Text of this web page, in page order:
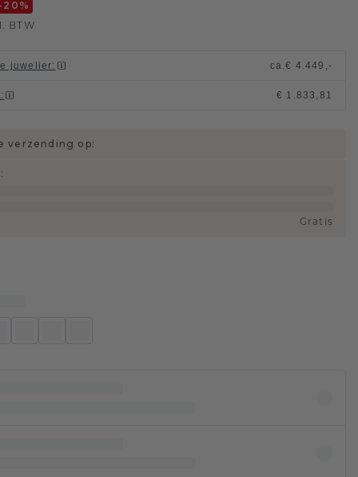
-20 %
BTW
juwelier: ca.€ 4.449,-
: € 1.833,81
verzending op:
:
Gratis